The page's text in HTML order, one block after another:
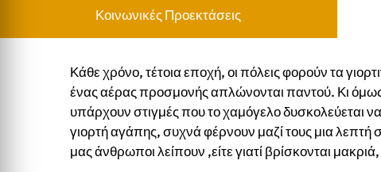
Κοινωνικές Προεκτάσεις
Κάθε χρόνο, τέτοια εποχή, οι πόλεις φορούν τα
ένας αέρας προσμονής απλώνονται παντού. Κι
υπάρχουν στιγμές που το χαμόγελο δυσκολεύεται
γιορτή αγάπης, συχνά φέρνουν μαζί τους μια λεπτή
μας άνθρωποι λείπουν ,είτε γιατί βρίσκονται